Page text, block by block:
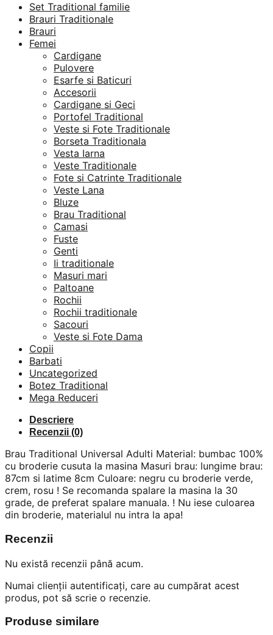
Set Traditional familie
Brauri Traditionale
Brauri
Femei
Cardigane
Pulovere
Esarfe si Baticuri
Accesorii
Cardigane si Geci
Portofel Traditional
Veste si Fote Traditionale
Borseta Traditionala
Vesta Iarna
Veste Traditionale
Fote si Catrinte Traditionale
Veste Lana
Bluze
Brau Traditional
Camasi
Fuste
Genti
Ii traditionale
Masuri mari
Paltoane
Rochii
Rochii traditionale
Sacouri
Veste si Fote Dama
Copii
Barbati
Uncategorized
Botez Traditional
Mega Reduceri
Descriere
Recenzii (0)
Brau Traditional Universal Adulti Material: bumbac 100%
cu broderie cusuta la masina Masuri brau: lungime brau:
87cm si latime 8cm Culoare: negru cu broderie verde,
crem, rosu ! Se recomanda spalare la masina la 30
grade, de preferat spalare manuala. ! Nu iese culoarea
din broderie, materialul nu intra la apa!
Recenzii
Nu există recenzii până acum.
Numai clienții autentificați, care au cumpărat acest
produs, pot să scrie o recenzie.
Produse similare